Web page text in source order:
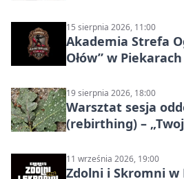
15 sierpnia 2026, 11:00
Akademia Strefa
Ołów” w
19 sierpnia 2026, 18:00
Warsztat sesja
(rebirthing) –
11 września 2026, 19:00
Zdolni i Skromni w